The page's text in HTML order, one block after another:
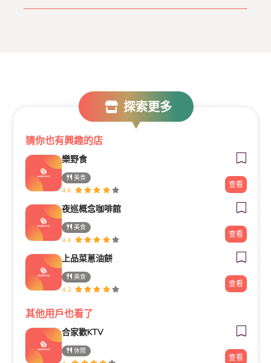
探索更多
猜你也有興趣的店
樂野食
美食
4.6
查看
夜巡概念咖啡館
美食
4.4
查看
上品菜蔥油餅
美食
4.2
查看
其他用戶也看了
合家歡KTV
休閒
查看